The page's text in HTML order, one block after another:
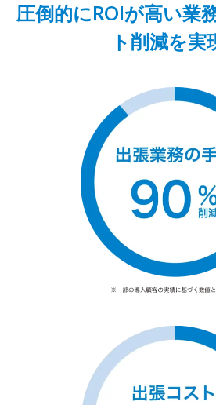
圧倒的にROIが高い業
ト削減を実